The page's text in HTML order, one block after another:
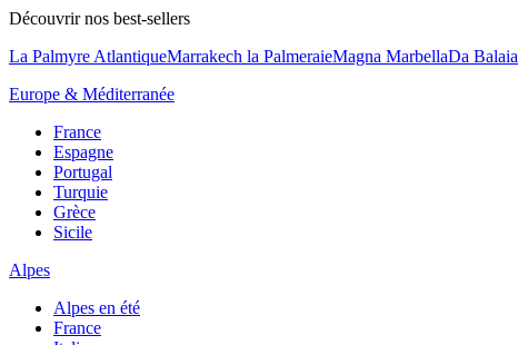
Découvrir nos best-sellers
La Palmyre AtlantiqueMarrakech la PalmeraieMagna MarbellaDa Balaia
Europe & Méditerranée
France
Espagne
Portugal
Turquie
Grèce
Sicile
Alpes
Alpes en été
France